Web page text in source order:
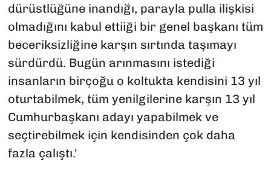
dürüstlüğüne inandığı, parayla pulla ilişkisi
olmadığını kabul ettiiği bir genel başkanı tüm
beceriksizliğine karşın sırtında taşımayı
sürdürdü. Bugün arınmasını istediği
insanların birçoğu o koltukta kendisini 13 yıl
oturtabilmek, tüm yenilgilerine karşın 13 yıl
Cumhurbaşkanı adayı yapabilmek ve
seçtirebilmek için kendisinden çok daha
fazla çalıştı.'